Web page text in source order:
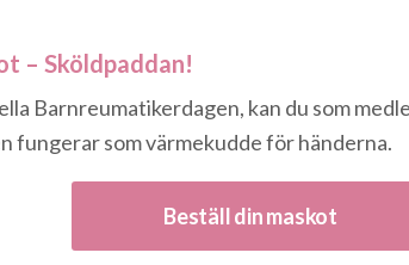
– Sköldpaddan!
Barnreumatikerdagen, kan du som
fungerar som värmekudde för händerna.
Beställ din maskot